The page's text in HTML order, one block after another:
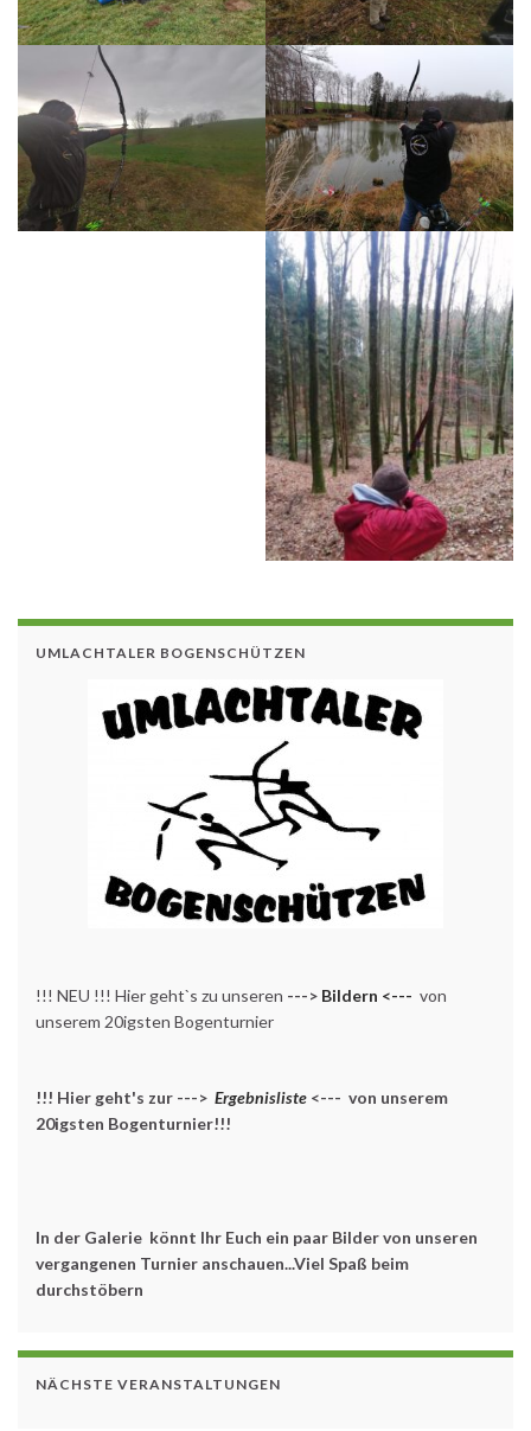
UMLACHTALER BOGENSCHÜTZEN
!!! NEU !!! Hier geht`s zu unseren ---> Bildern <--- von
unserem 20igsten Bogenturnier
!!! Hier geht's zur ---> Ergebnisliste <--- von unserem
20igsten Bogenturnier!!!
In der Galerie könnt Ihr Euch ein paar Bilder von unseren
vergangenen Turnier anschauen...Viel Spaß beim
durchstöbern
NÄCHSTE VERANSTALTUNGEN